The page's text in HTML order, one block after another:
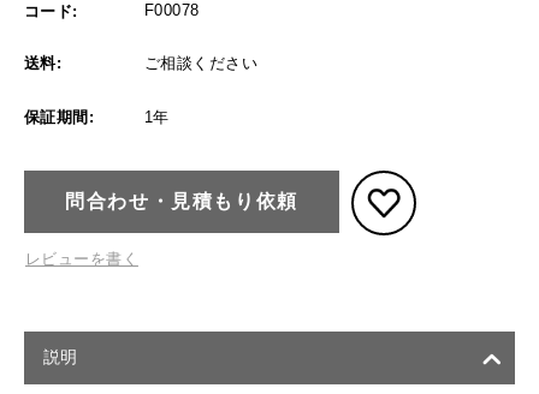
コード: F00078
送料: ご相談ください
保証期間: 1年
問合わせ・見積もり依頼
レビューを書く
説明